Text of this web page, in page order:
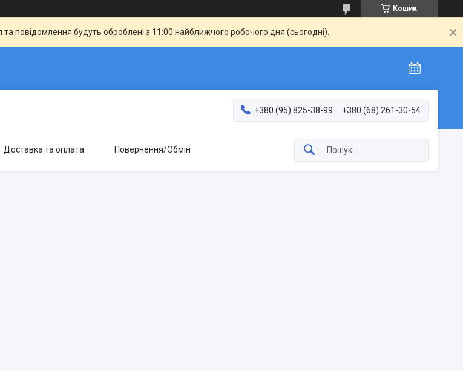
Кошик
повідомлення будуть оброблені з 11:00 найближчого робочого дня (сьогодні).
+380 (95) 825-38-99 +380 (68) 261-30-54
Доставка та оплата Повернення/Обмін